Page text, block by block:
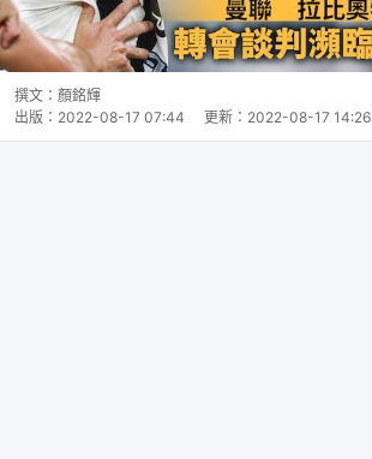
撰文： 顏銘輝
出版： 2022-08-17 07:44 更新： 2022-08-17 14:26